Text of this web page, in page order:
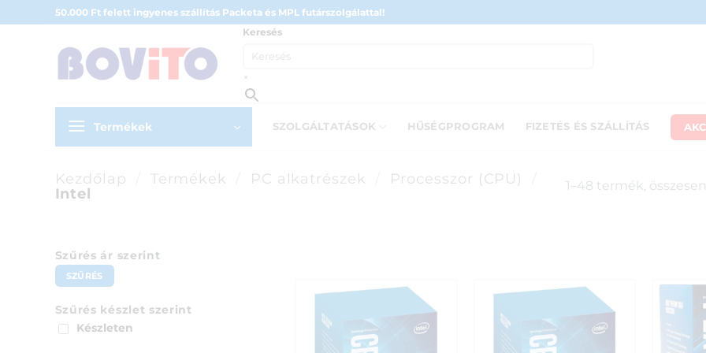
to
50.000 Ft felett ingyenes szállítás Packeta és MPL futárszolgálattal!
Keresés
×
Termékek SZOLGÁLTATÁSOK HŰSÉGPROGRAM FIZETÉS ÉS SZÁLLÍTÁS
Kezdőlap Termékek PC alkatrészek Processzor (CPU)
Intel
1–48 termék,
Szűrés ár szerint
Min
Max
SZŰRÉS
Szűrés készlet szerint
Készleten